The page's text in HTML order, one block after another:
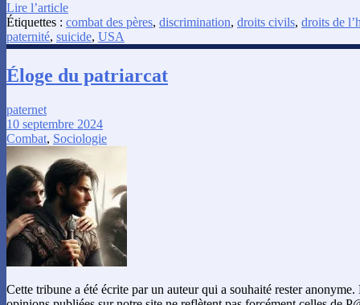
Lire l’article
Étiquettes : combat des pères, discrimination, droits civils, droits de
paternité, suicide, USA
Éloge du patriarcat
paternet
10 septembre 2024
Combat, Sociologie
Cette tribune a été écrite par un auteur qui a souhaité rester